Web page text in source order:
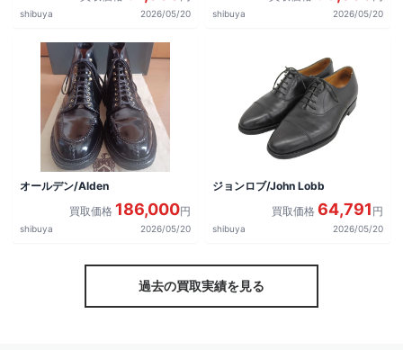
shibuya 2026/05/20 shibuya 2026/05/20
オールデン/Alden
買取価格 186,000円
shibuya 2026/05/20
ジョンロブ/John Lobb
買取価格 64,791 円
shibuya 2026/05/20
過去の買取実績を見る